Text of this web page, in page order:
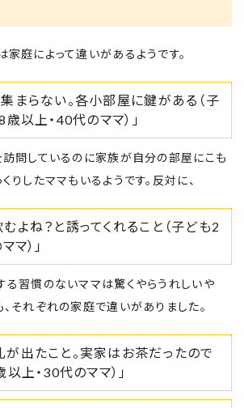
家庭によって違いがあるようです。
集まらない。各小部屋に鍵がある（子
以上・40代のママ）」
訪問しているのに家族が自分の部屋にこも
りしたママもいるようです。反対に、
よね？と誘ってくれること（子ども2
マ）」
る習慣のないママは驚くやらうれしいや
、それぞれの家庭で違いがありました。
が出たこと。実家はお茶だったので
上・30代のママ）」